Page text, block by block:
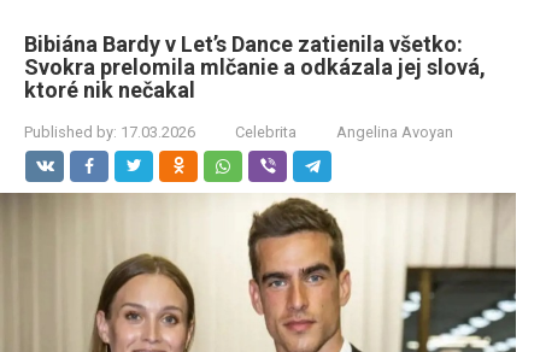
Bibiána Bardy v Let’s Dance zatienila všetko:
Svokra prelomila mlčanie a odkázala jej slová,
ktoré nik nečakal
Published by: 17.03.2026 Celebrita Angelina Avoyan